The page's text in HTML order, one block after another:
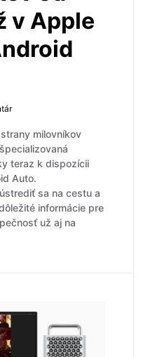
v Apple
milovníkov
teraz k dispozícii
Auto.
sa na cestu a
informácie pre
už aj na